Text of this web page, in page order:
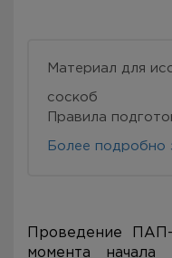
Материал для
соскоб
Правила
Более подробно
Проведение
момента начала